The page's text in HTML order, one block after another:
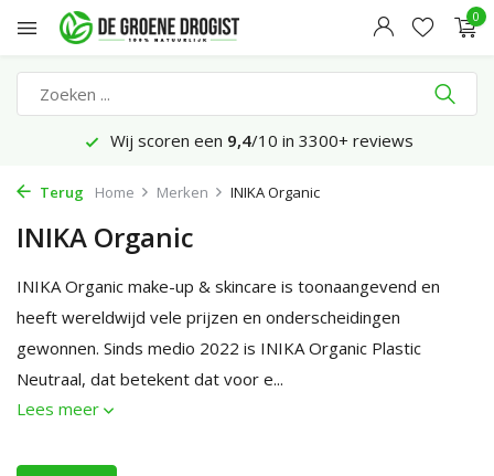
0
Voor 23:45 uur besteld, morgen bezorgd*
Terug Home Merken INIKA Organic
INIKA Organic
INIKA Organic make-up & skincare is toonaangevend en
heeft wereldwijd vele prijzen en onderscheidingen
gewonnen. Sinds medio 2022 is INIKA Organic Plastic
Neutraal, dat betekent dat voor e...
Lees meer